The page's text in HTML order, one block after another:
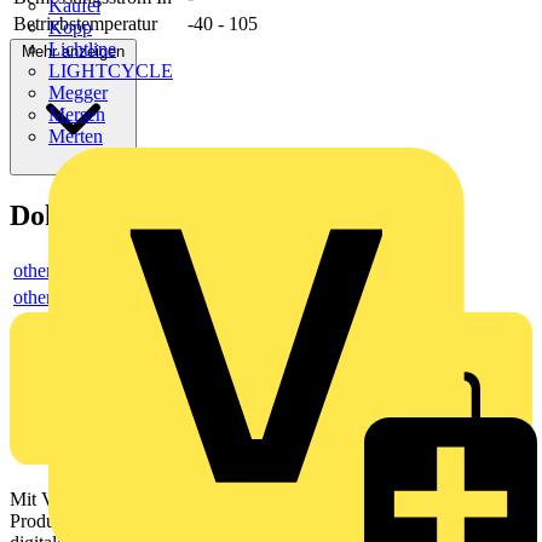
Kaufel
Kopp
Lichtline
LIGHTCYCLE
Megger
Mersen
Merten
Betriebstemperatur
-40 - 105
Mehr anzeigen
Dokumente
others
others
Mit Voltimum erhalten Elektrofachkräfte Zugang zu Branchennews,
Produktinformationen, Schulungen und Tools – alles auf einer